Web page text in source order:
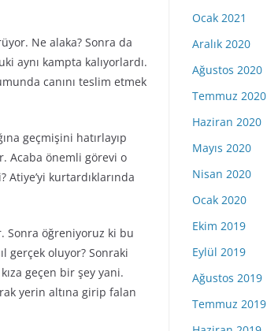
Ne alaka? Sonra da
aynı kampta kalıyorlardı.
canını teslim etmek
geçmişini hatırlayıp
Acaba önemli görevi o
Atiye’yi kurtardıklarında
Sonra öğreniyoruz ki bu
gerçek oluyor? Sonraki
geçen bir şey yani.
yerin altına girip falan
Ocak 2021
Aralık 2020
Ağustos 2020
Temmuz 2020
Haziran 2020
Mayıs 2020
Nisan 2020
Ocak 2020
Ekim 2019
Eylül 2019
Ağustos 2019
Temmuz 2019